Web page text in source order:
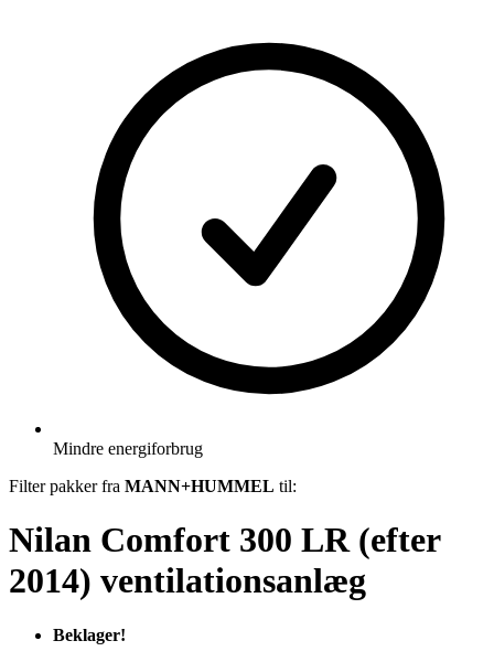
Mindre energiforbrug
Filter pakker fra MANN+HUMMEL til:
Nilan Comfort 300 LR (efter
2014) ventilationsanlæg
Beklager!